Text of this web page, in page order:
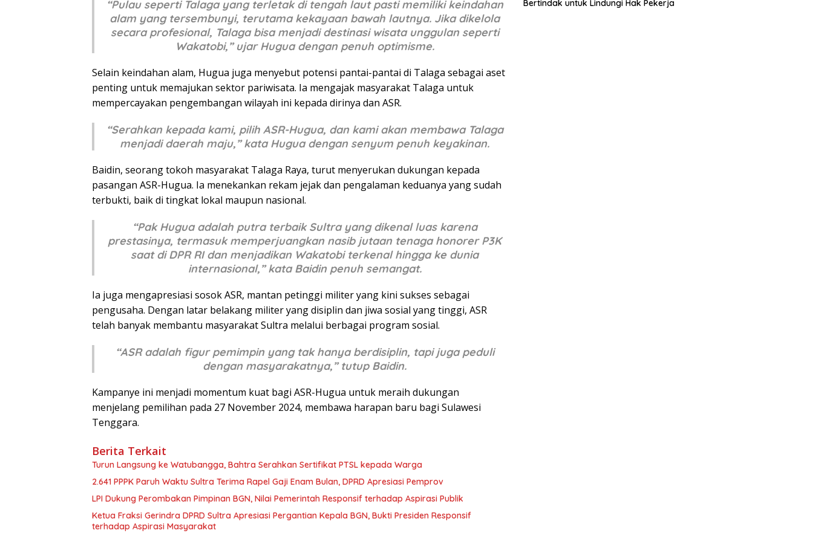
“Pulau seperti Talaga yang terletak di tengah laut pasti memiliki keindahan
alam yang tersembunyi, terutama kekayaan bawah lautnya. Jika dikelola
secara profesional, Talaga bisa menjadi destinasi wisata unggulan seperti
Wakatobi,” ujar Hugua dengan penuh optimisme.
Selain keindahan alam, Hugua juga menyebut potensi pantai-pantai di Talaga sebagai aset
penting untuk memajukan sektor pariwisata. Ia mengajak masyarakat Talaga untuk
mempercayakan pengembangan wilayah ini kepada dirinya dan ASR.
“Serahkan kepada kami, pilih ASR-Hugua, dan kami akan membawa Talaga
menjadi daerah maju,” kata Hugua dengan senyum penuh keyakinan.
Baidin, seorang tokoh masyarakat Talaga Raya, turut menyerukan dukungan kepada
pasangan ASR-Hugua. Ia menekankan rekam jejak dan pengalaman keduanya yang sudah
terbukti, baik di tingkat lokal maupun nasional.
“Pak Hugua adalah putra terbaik Sultra yang dikenal luas karena
prestasinya, termasuk memperjuangkan nasib jutaan tenaga honorer P3K
saat di DPR RI dan menjadikan Wakatobi terkenal hingga ke dunia
internasional,” kata Baidin penuh semangat.
Ia juga mengapresiasi sosok ASR, mantan petinggi militer yang kini sukses sebagai
pengusaha. Dengan latar belakang militer yang disiplin dan jiwa sosial yang tinggi, ASR
telah banyak membantu masyarakat Sultra melalui berbagai program sosial.
“ASR adalah figur pemimpin yang tak hanya berdisiplin, tapi juga peduli
dengan masyarakatnya,” tutup Baidin.
Kampanye ini menjadi momentum kuat bagi ASR-Hugua untuk meraih dukungan
menjelang pemilihan pada 27 November 2024, membawa harapan baru bagi Sulawesi
Tenggara.
Berita Terkait
Turun Langsung ke Watubangga, Bahtra Serahkan Sertifikat PTSL kepada Warga
2.641 PPPK Paruh Waktu Sultra Terima Rapel Gaji Enam Bulan, DPRD Apresiasi Pemprov
LPI Dukung Perombakan Pimpinan BGN, Nilai Pemerintah Responsif terhadap Aspirasi Publik
Ketua Fraksi Gerindra DPRD Sultra Apresiasi Pergantian Kepala BGN, Bukti Presiden Responsif
terhadap Aspirasi Masyarakat
Bertindak untuk Lindungi Hak Pekerja